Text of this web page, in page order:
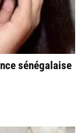
sénégalaise